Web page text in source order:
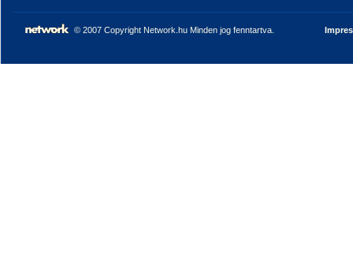
© 2007 Copyright Network.hu Minden jog fenntartva.